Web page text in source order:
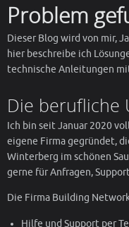
Problem
Dieser Blog wird von mir,
hier beschreibe ich
technische Anleitungen
Die berufliche
Ich bin seit Januar 2020
eigene Firma gegründet,
Winterberg im schönen
gerne für Anfragen,
Die Firma Building
Hilfe und Support per